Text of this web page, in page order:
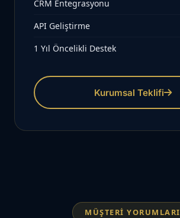
CRM Entegrasyonu
API Geliştirme
1 Yıl Öncelikli Destek
Kurumsal Teklifi
MÜŞTERI YORUMLARI